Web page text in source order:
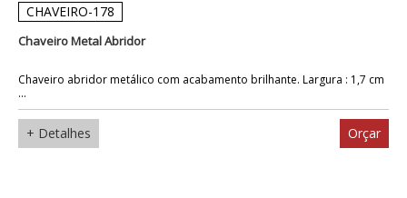
CHAVEIRO-178
Chaveiro Metal Abridor
Chaveiro abridor metálico com acabamento brilhante. Largura : 1,7 cm
...
+ Detalhes Orçar